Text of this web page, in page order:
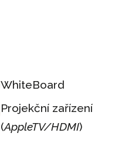
WhiteBoard
Projekční zařízení
(AppleTV/HDMI)